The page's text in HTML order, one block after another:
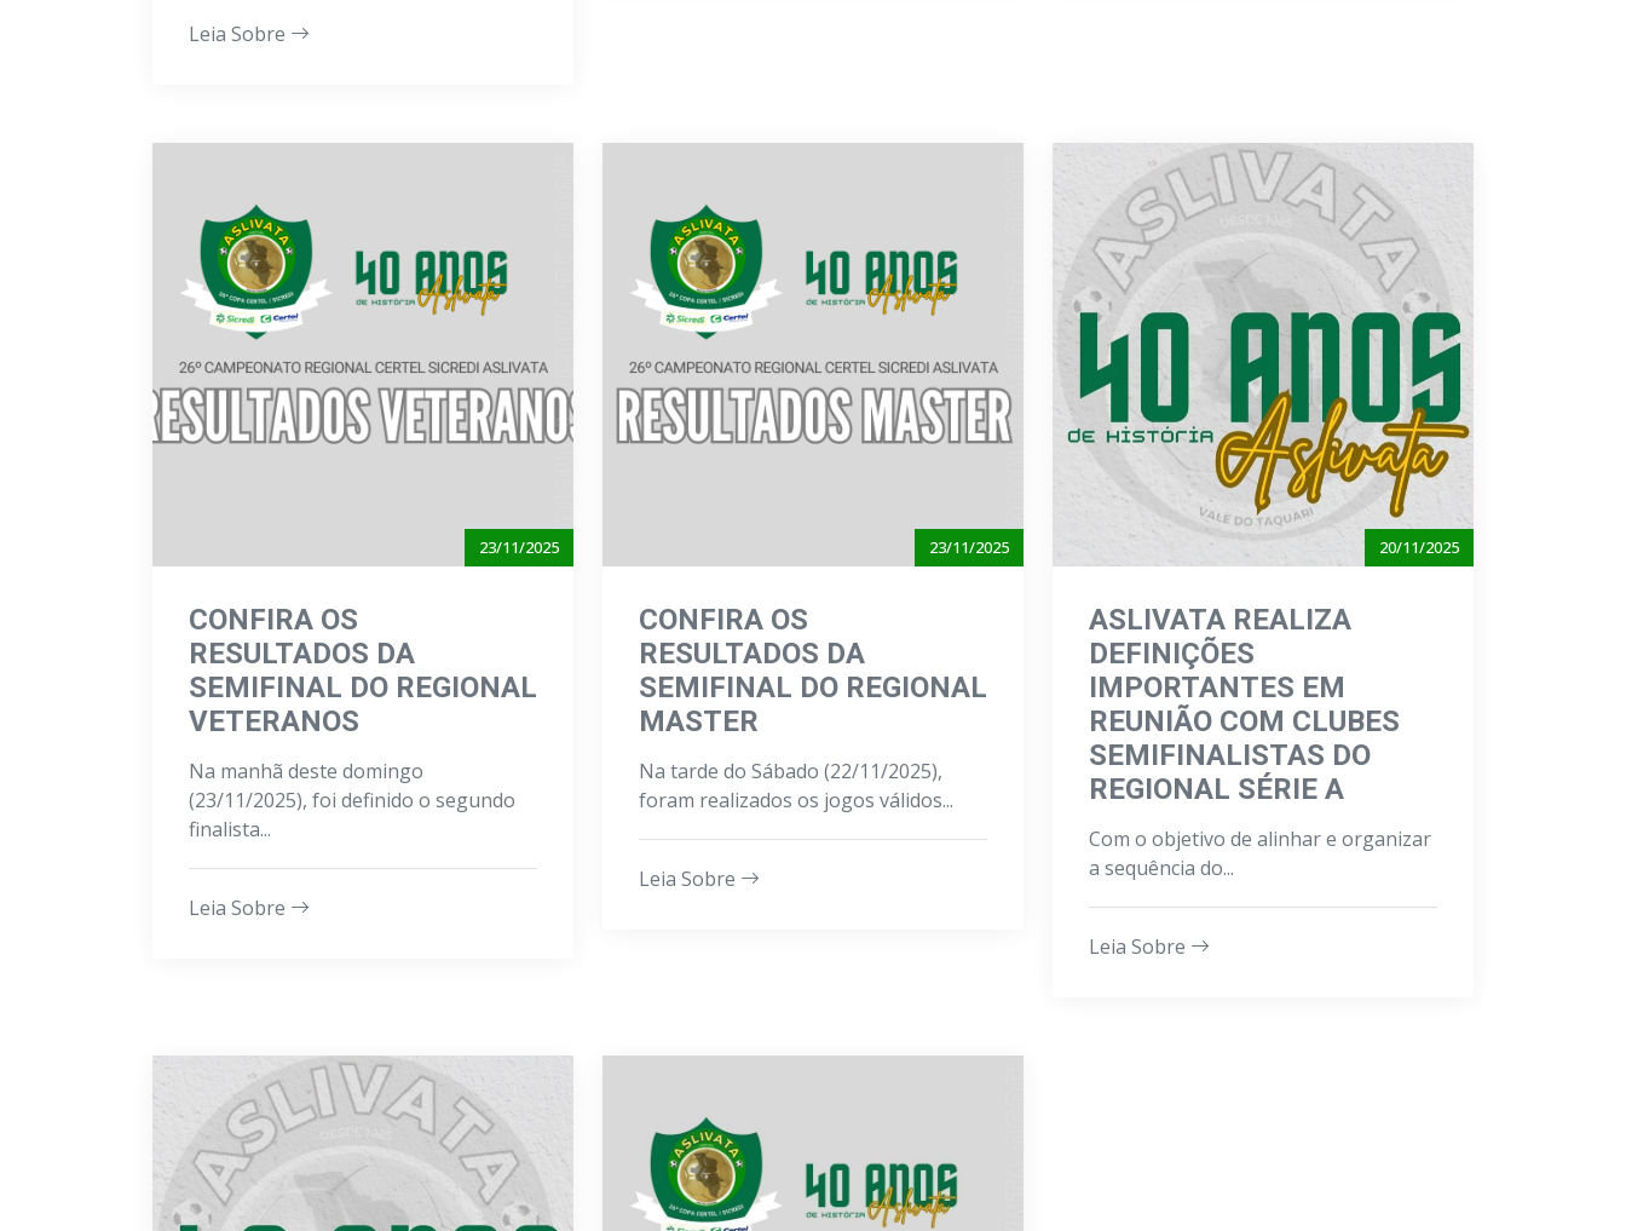
Leia Sobre
23/11/2025
CONFIRA OS
RESULTADOS DA
SEMIFINAL DO REGIONAL
VETERANOS
Na manhã deste domingo
(23/11/2025), foi definido o segundo
finalista...
Leia Sobre
23/11/2025
CONFIRA OS
RESULTADOS DA
SEMIFINAL DO REGIONAL
MASTER
Na tarde do Sábado (22/11/2025),
foram realizados os jogos válidos...
Leia Sobre
20/11/2025
ASLIVATA REALIZA
DEFINIÇÕES
IMPORTANTES EM
REUNIÃO COM CLUBES
SEMIFINALISTAS DO
REGIONAL SÉRIE A
Com o objetivo de alinhar e organizar
a sequência do...
Leia Sobre